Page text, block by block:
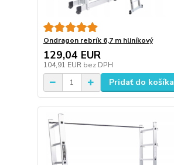
Ondragon rebrík 6,7 m hliníkový
129,04 EUR
104,91 EUR bez DPH
Pridať do košíka